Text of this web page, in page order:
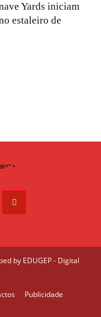
Yards iniciam
estaleiro de
by EDUGEP - Digital
Publicidade